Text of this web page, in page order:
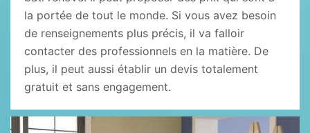
la portée de tout le monde. Si vous avez besoin
de renseignements plus précis, il va falloir
contacter des professionnels en la matière. De
plus, il peut aussi établir un devis totalement
gratuit et sans engagement.